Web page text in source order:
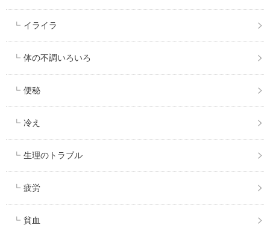
イライラ
体の不調いろいろ
便秘
冷え
生理のトラブル
疲労
貧血